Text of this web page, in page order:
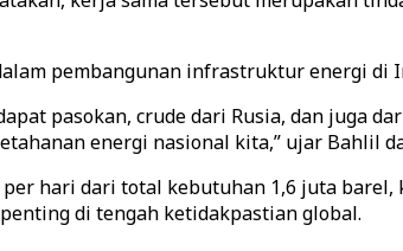
pembangunan infrastruktur energi di
pasokan, crude dari Rusia, dan juga
energi nasional kita,” ujar Bahlil
hari dari total kebutuhan 1,6 juta
di tengah ketidakpastian global.